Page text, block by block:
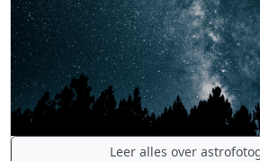
Leer alles over